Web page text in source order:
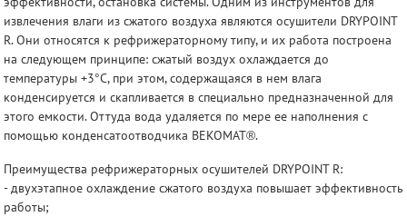
извлечения влаги из сжатого воздуха являются осушители DRYPOINT
R. Они относятся к рефрижераторному типу, и их работа построена
на следующем принципе: сжатый воздух охлаждается до
температуры +3°С, при этом, содержащаяся в нем влага
конденсируется и скапливается в специально предназначенной для
этого емкости. Оттуда вода удаляется по мере ее наполнения с
помощью конденсатоотводчика BEKOMAT®.
Преимущества рефрижераторных осушителей DRYPOINT R:
- двухэтапное охлаждение сжатого воздуха повышает эффективность
работы;